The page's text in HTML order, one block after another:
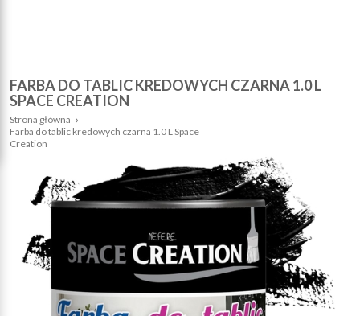
FARBA DO TABLIC KREDOWYCH CZARNA 1.0 L
SPACE CREATION
Strona główna ›
Farba do tablic kredowych czarna 1.0 L Space
Creation